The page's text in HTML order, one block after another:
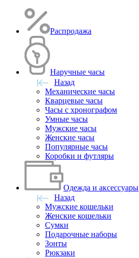
Распродажа
Наручные часы
Назад
Механические часы
Кварцевые часы
Часы с хронографом
Умные часы
Мужские часы
Женские часы
Популярные часы
Коробки и футляры
Одежда и аксессуары
Назад
Мужские кошельки
Женские кошельки
Сумки
Подарочные наборы
Зонты
Рюкзаки